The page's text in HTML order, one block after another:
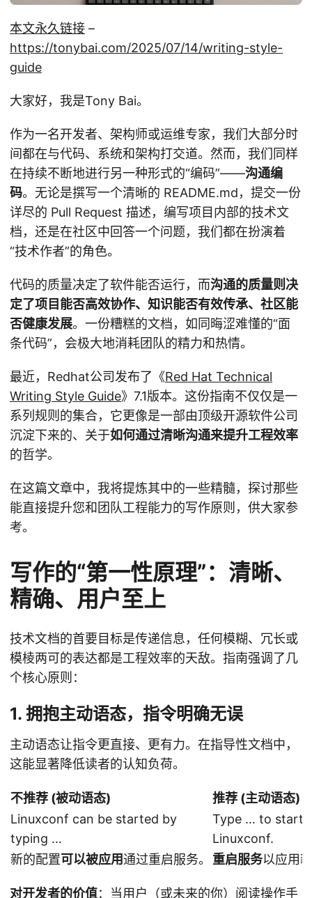
本文永久链接 –
https://tonybai.com/2025/07/14/writing-style-
guide
大家好，我是Tony Bai。
作为一名开发者、架构师或运维专家，我们大部分时
间都在与代码、系统和架构打交道。然而，我们同样
在持续不断地进行另一种形式的“编码”——沟通编
码。无论是撰写一个清晰的 README.md，提交一份
详尽的 Pull Request 描述，编写项目内部的技术文
档，还是在社区中回答一个问题，我们都在扮演着
“技术作者”的角色。
代码的质量决定了软件能否运行，而沟通的质量则决
定了项目能否高效协作、知识能否有效传承、社区能
否健康发展。一份糟糕的文档，如同晦涩难懂的“面
条代码”，会极大地消耗团队的精力和热情。
最近，Redhat公司发布了《Red Hat Technical
Writing Style Guide》7.1版本。这份指南不仅仅是一
系列规则的集合，它更像是一部由顶级开源软件公司
沉淀下来的、关于如何通过清晰沟通来提升工程效率
的哲学。
在这篇文章中，我将提炼其中的一些精髓，探讨那些
能直接提升您和团队工程能力的写作原则，供大家参
考。
写作的“第一性原理”：清晰、
精确、用户至上
技术文档的首要目标是传递信息，任何模糊、冗长或
模棱两可的表达都是工程效率的天敌。指南强调了几
个核心原则：
1. 拥抱主动语态，指令明确无误
主动语态让指令更直接、更有力。在指导性文档中，
这能显著降低读者的认知负荷。
不推荐 (被动语态)
推荐 (主动语态)
Linuxconf can be started by
typing …
Type … to start
Linuxconf.
新的配置可以被应用通过重启服务。 重启服务以应用
对开发者的价值：当用户（或未来的你）阅读操作手